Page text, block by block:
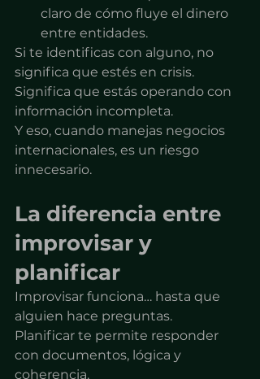
claro de cómo fluye el dinero
entre entidades.
Si te identificas con alguno, no
significa que estés en crisis.
Significa que estás operando con
información incompleta.
Y eso, cuando manejas negocios
internacionales, es un riesgo
innecesario.
La diferencia entre
improvisar y
planificar
Improvisar funciona… hasta que
alguien hace preguntas.
Planificar te permite responder
con documentos, lógica y
coherencia.